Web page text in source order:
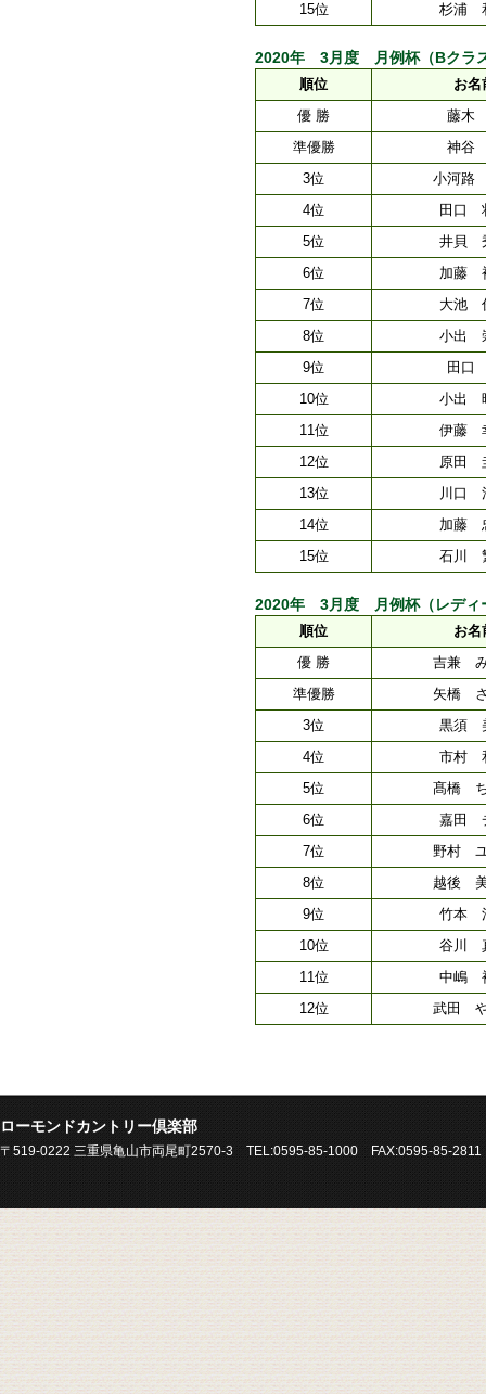
15位
杉浦
2020年 3月度 月例杯（Bクラ
順位
お名
優 勝
藤木
準優勝
神谷
3位
小河路
4位
田口
5位
井貝
6位
加藤
7位
大池
8位
小出
9位
田口
10位
小出
11位
伊藤
12位
原田
13位
川口
14位
加藤
15位
石川
2020年 3月度 月例杯（レディ
順位
お名
優 勝
吉兼
準優勝
矢橋
3位
黒須
4位
市村
5位
髙橋
6位
嘉田
7位
野村
8位
越後
9位
竹本
10位
谷川
11位
中嶋
12位
武田
ローモンドカントリー倶楽部
〒519-0222 三重県亀山市両尾町2570-3 TEL:0595-85-1000 FAX:0595-85-2811